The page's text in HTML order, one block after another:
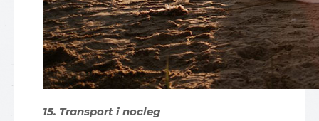
15. Transport i nocleg